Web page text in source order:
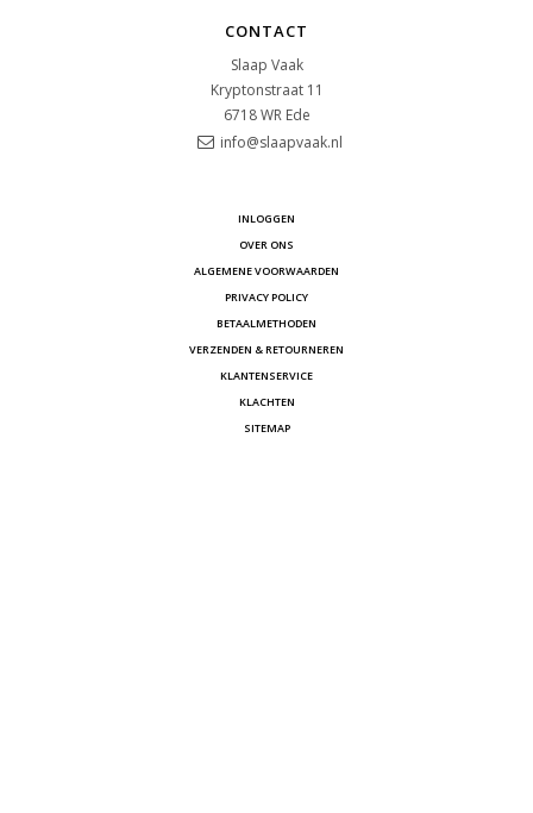
CONTACT
Slaap Vaak
Kryptonstraat 11
6718 WR Ede
info@slaapvaak.nl
INLOGGEN
OVER ONS
ALGEMENE VOORWAARDEN
PRIVACY POLICY
BETAALMETHODEN
VERZENDEN & RETOURNEREN
KLANTENSERVICE
KLACHTEN
SITEMAP